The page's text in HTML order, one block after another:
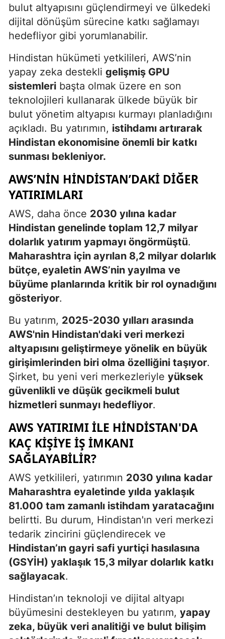
bulut altyapısını güçlendirmeyi ve ülkedeki
dijital dönüşüm sürecine katkı sağlamayı
hedefliyor gibi yorumlanabilir.
Hindistan hükümeti yetkilileri, AWS’nin
yapay zeka destekli gelişmiş GPU
sistemleri başta olmak üzere en son
teknolojileri kullanarak ülkede büyük bir
bulut yönetim altyapısı kurmayı planladığını
açıkladı. Bu yatırımın, istihdamı artırarak
Hindistan ekonomisine önemli bir katkı
sunması bekleniyor.
AWS’NIN HINDISTAN’DAKI DİĞER
YATIRIMLARI
AWS, daha önce 2030 yılına kadar
Hindistan genelinde toplam 12,7 milyar
dolarlık yatırım yapmayı öngörmüştü.
Maharashtra için ayrılan 8,2 milyar dolarlık
bütçe, eyaletin AWS’nin yayılma ve
büyüme planlarında kritik bir rol oynadığını
gösteriyor.
Bu yatırım, 2025-2030 yılları arasında
AWS'nin Hindistan'daki veri merkezi
altyapısını geliştirmeye yönelik en büyük
girişimlerinden biri olma özelliğini taşıyor.
Şirket, bu yeni veri merkezleriyle yüksek
güvenlikli ve düşük gecikmeli bulut
hizmetleri sunmayı hedefliyor.
AWS YATIRIMI ILE HINDISTAN'DA
KAÇ KIŞIYE İŞ İMKANI
SAĞLAYABILIR?
AWS yetkilileri, yatırımın 2030 yılına kadar
Maharashtra eyaletinde yılda yaklaşık
81.000 tam zamanlı istihdam yaratacağını
belirtti. Bu durum, Hindistan'ın veri merkezi
tedarik zincirini güçlendirecek ve
Hindistan’ın gayri safi yurtiçi hasılasına
(GSYİH) yaklaşık 15,3 milyar dolarlık katkı
sağlayacak.
Hindistan’ın teknoloji ve dijital altyapı
büyümesini destekleyen bu yatırım, yapay
zeka, büyük veri analitiği ve bulut bilişim